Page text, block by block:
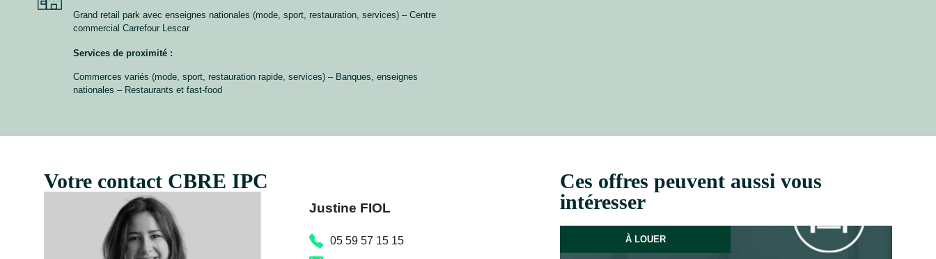
Grand retail park avec enseignes nationales (mode, sport, restauration, services) – Centre
commercial Carrefour Lescar
Services de proximité :
Commerces variés (mode, sport, restauration rapide, services) – Banques, enseignes
nationales – Restaurants et fast-food
Votre contact CBRE IPC
Justine FIOL
05 59 57 15 15
Ces offres peuvent aussi vous
intéresser
À LOUER